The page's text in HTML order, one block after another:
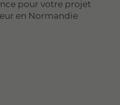
pour votre projet
en Normandie